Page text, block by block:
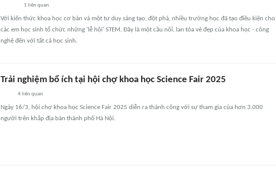
1 liên quan
Với kiến thức khoa học cơ bản và một tư duy sáng tạo, đột phá, nhiều trường học đã tạo điều kiện cho
các em học sinh tổ chức những 'lễ hội' STEM. Đây là một cầu nối, lan tỏa vẻ đẹp của khoa học - công
nghệ đến với tất cả học sinh.
Trải nghiệm bổ ích tại hội chợ khoa học Science Fair 2025
4liên quan
Ngày 16/3, hội chợ khoa học Science Fair 2025 diễn ra thành công với sự tham gia của hơn 3.000
người trên khắp địa bàn thành phố Hà Nội.